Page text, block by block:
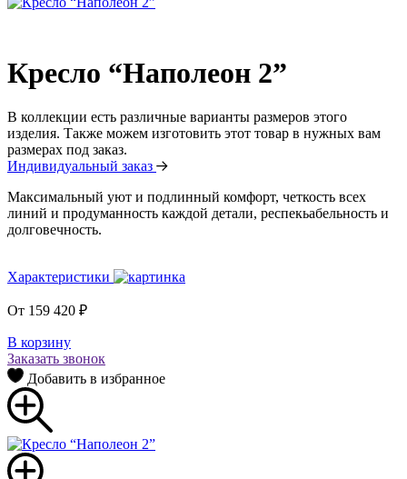
Кресло “Наполеон 2”
В коллекции есть различные варианты размеров этого
изделия. Также можем изготовить этот товар в нужных вам
размерах под заказ.
Индивидуальный заказ
Максимальный уют и подлинный комфорт, четкость всех
линий и продуманность каждой детали, респекьабельность и
долговечность.
Характеристики
От 159 420 ₽
В корзину
Заказать звонок
Добавить в избранное